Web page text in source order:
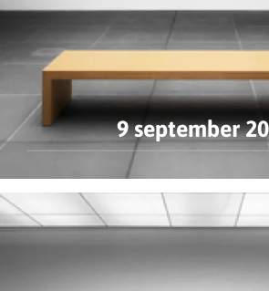
9 september